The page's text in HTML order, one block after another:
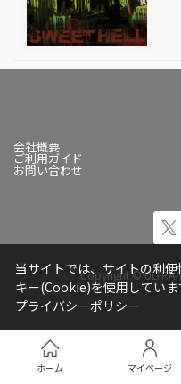
ホーム マイページ
会社概要
ご利用ガイド
お問い合わせ
Copyright © ULTRA-
当サイトでは、サイトの利
キー(Cookie)を使用していま
プライバシーポリシー